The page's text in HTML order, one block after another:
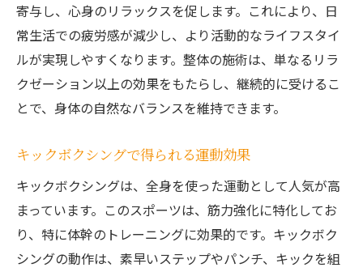
せんげん台駅で始める健康的な生活
ダイエット成功のための整体の活用法
心身をリフレッシュ！整体とキックボクシング
でストレス解消
キックボクシングで心をリフレッシュ
心身の健康を向上させるメソッド
整体とキックボクシングのリラックス効果
忙しい現代人へのストレス管理法
ストレスを減少させる新しい健康習慣
寄与し、心身のリラックスを促します。これにより、日
常生活での疲労感が減少し、より活動的なライフスタイ
ルが実現しやすくなります。整体の施術は、単なるリラ
クゼーション以上の効果をもたらし、継続的に受けるこ
とで、身体の自然なバランスを維持できます。
キックボクシングで得られる運動効果
キックボクシングは、全身を使った運動として人気が高
まっています。このスポーツは、筋力強化に特化してお
り、特に体幹のトレーニングに効果的です。キックボク
シングの動作は、素早いステップやパンチ、キックを組